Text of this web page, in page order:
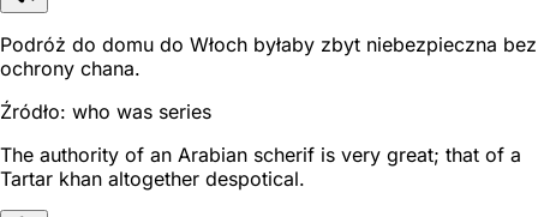
Podróż do domu do Włoch byłaby zbyt niebezpieczna bez
ochrony chana.
Źródło: who was series
The authority of an Arabian scherif is very great; that of a
Tartar khan altogether despotical.